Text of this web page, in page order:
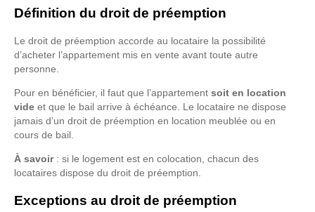
Définition du droit de préemption
Le droit de préemption accorde au locataire la possibilité
d’acheter l’appartement mis en vente avant toute autre
personne.
Pour en bénéficier, il faut que l’appartement soit en location
vide et que le bail arrive à échéance. Le locataire ne dispose
jamais d’un droit de préemption en location meublée ou en
cours de bail.
À savoir : si le logement est en colocation, chacun des
locataires dispose du droit de préemption.
Exceptions au droit de préemption